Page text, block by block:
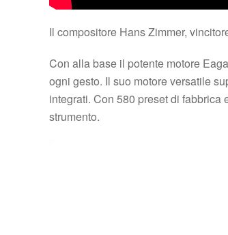
Il compositore Hans Zimmer,
Con alla base il potente motore
ogni gesto. Il suo motore versatile
integrati. Con 580 preset di
strumento.